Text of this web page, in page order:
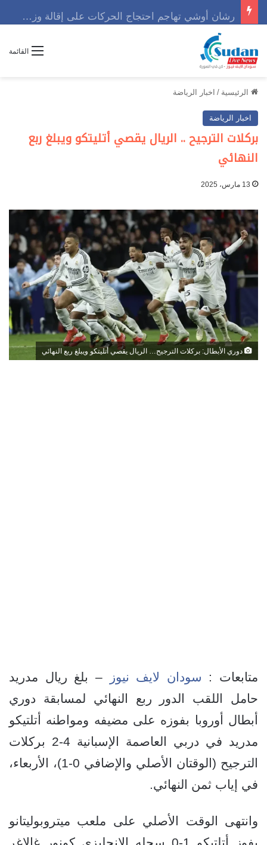
القائمة
الرئيسية / اخبار الرياضة
اخبار الرياضة
بركلات الترجيح .. الريال يقصي أتليتكو ويبلغ ربع
النهائي
13 مارس، 2025
دوري الأبطال: بركلات الترجيح… الريال يقصي أتليتكو ويبلغ ربع النهائي
متابعات : سودان لايف نيوز
– بلغ ريال مدريد
حامل اللقب الدور ربع النهائي لمسابقة دوري
أبطال أوروبا بفوزه على مضيفه ومواطنه أتلتيكو
مدريد في دربي العاصمة الإسبانية 4-2 بركلات
الترجيح (الوقتان الأصلي والإضافي 0-1)، الأربعاء،
في إياب ثمن النهائي.
وانتهى الوقت الأصلي على ملعب ميتروبوليتانو
بفوز أتلتيكو 1-0 سجله الإنجليزي كونور غالاغر